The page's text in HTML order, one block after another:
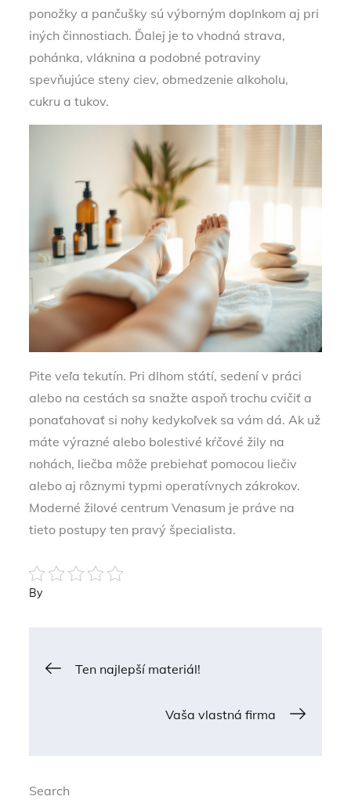
ponožky a pančušky sú výborným doplnkom aj pri
iných činnostiach. Ďalej je to vhodná strava,
pohánka, vláknina a podobné potraviny
spevňujúce steny ciev, obmedzenie alkoholu,
cukru a tukov.
Pite veľa tekutín. Pri dlhom státí, sedení v práci
alebo na cestách sa snažte aspoň trochu cvičiť a
ponaťahovať si nohy kedykoľvek sa vám dá. Ak už
máte výrazné alebo bolestivé kŕčové žily na
nohách, liečba môže prebiehať pomocou liečiv
alebo aj rôznymi typmi operatívnych zákrokov.
Moderné žilové centrum Venasum je práve na
tieto postupy ten pravý špecialista.
By
Post
navigation
Ten najlepší materiál!
Vaša vlastná firma
Search